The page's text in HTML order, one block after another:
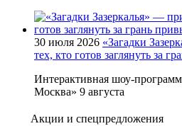
30 июля 2026 «Загадки
тех, кто готов заглянуть за
Интерактивная шоу-
Москва» 9 августа
Акции и спецпредложения